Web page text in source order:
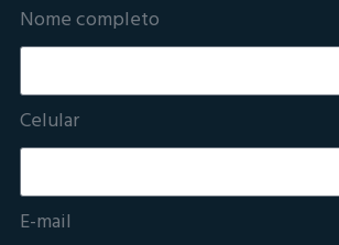
Nome completo
Celular
E-mail